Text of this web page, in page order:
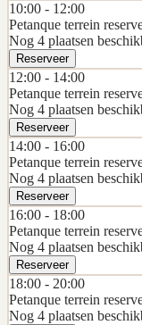
10:00 - 12:00
Petanque terrein
Nog 4 plaatsen
Reserveer
12:00 - 14:00
Petanque terrein
Nog 4 plaatsen
Reserveer
14:00 - 16:00
Petanque terrein
Nog 4 plaatsen
Reserveer
16:00 - 18:00
Petanque terrein
Nog 4 plaatsen
Reserveer
18:00 - 20:00
Petanque terrein
Nog 4 plaatsen